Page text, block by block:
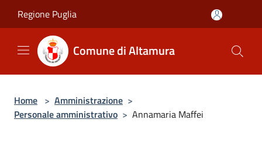
Regione Puglia
Comune di Altamura
Home > Amministrazione >
Personale amministrativo > Annamaria Maffei